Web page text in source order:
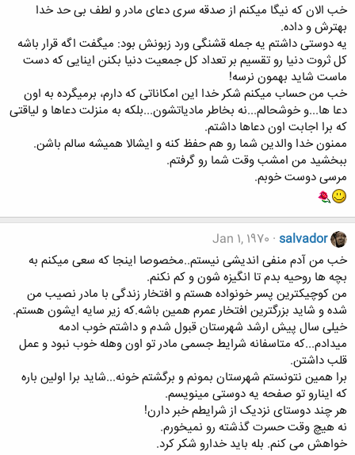
خب الان که نیگا میکنم از صدقه سری دعای مادر و لطف بی حد خدا
بهترش و داده.
یه دوستی داشتم یه جمله قشنگی ورد زبونش بود: میگفت اگه قرار باشه
کل ثروت دنیا رو تقسیم بر تعداد کل جمعیت دنیا بکنن اینایی که دست
ماست شاید بهمون نرسه!
خب من حساب میکنم شکر خدا این امکاناتی که دارم، برمیگرده به اون
دعا ها...و خوشحالم...نه بخاطر مادیاتشون...بلکه به منزلت دعاها و لیاقتی
که برا اجابت اون دعاها داشتم.
ممنون خدا والدین شما رو هم حفظ کنه و ایشالا همیشه سالم باشن.
ببخشید من امشب وقت شما رو گرفتم.
مرسی دوست خوبم.
salvador
Jan 1, 1970
خب من آدم منفی اندیشی نیستم..مخصوصا اینجا که سعی میکنم به
بچه ها روحیه بدم تا انگیزه شون و کم نکنم.
من کوچیکترین پسر خونواده هستم و افتخار زندگی با مادر نصیب من
شده و شاید بزرگترین افتخار عمرم همین باشه.که زیر سایه ایشون هستم.
خیلی سال پیش ارشد شهرستان قبول شدم و داشتم خوب ادمه
میدادم...که متاسفانه شرایط جسمی مادر تو اون وهله خوب نبود و عمل
قلب داشتن.
برا همین نتونستم شهرستان بمونم و برگشتم خونه...شاید برا اولین باره
که اینارو تو صفحه یه دوستی مینویسم.
هر چند دوستای نزدیک از شرایطم خبر دارن!
نه هیچ وقت حسرت گذشته رو نمیخورم.
خواهش می کنم. بله باید خدارو شکر کرد.